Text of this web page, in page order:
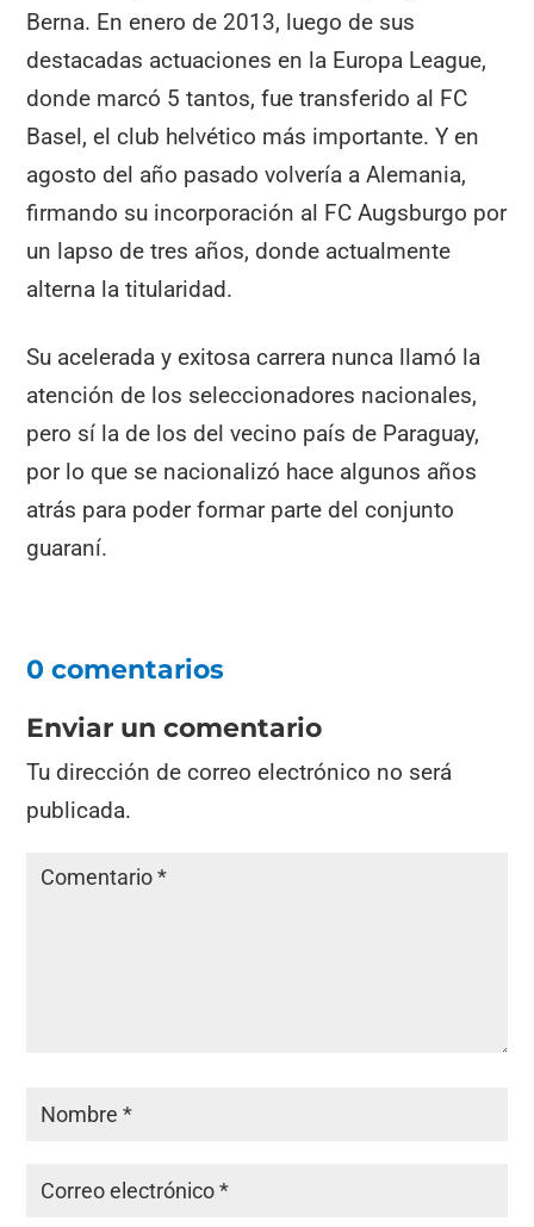
Berna. En enero de 2013, luego de sus
destacadas actuaciones en la Europa League,
donde marcó 5 tantos, fue transferido al FC
Basel, el club helvético más importante. Y en
agosto del año pasado volvería a Alemania,
firmando su incorporación al FC Augsburgo por
un lapso de tres años, donde actualmente
alterna la titularidad.
Su acelerada y exitosa carrera nunca llamó la
atención de los seleccionadores nacionales,
pero sí la de los del vecino país de Paraguay,
por lo que se nacionalizó hace algunos años
atrás para poder formar parte del conjunto
guaraní.
0 comentarios
Enviar un comentario
Tu dirección de correo electrónico no será
publicada.